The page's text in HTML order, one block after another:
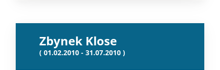
Zbynek Klose
( 01.02.2010 - 31.07.2010 )